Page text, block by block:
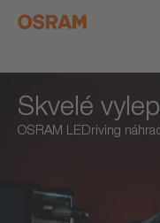
Skvelé
OSRAM LEDriving